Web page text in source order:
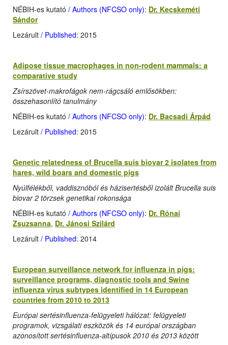
NÉBIH-es kutató / Authors (NFCSO only): Dr. Kecskeméti
Sándor
Lezárult / Published: 2015
Adipose tissue macrophages in non-rodent mammals: a
comparative study
Zsírszövet-makrofágok nem-rágcsáló emlősökben:
összehasonlító tanulmány
NÉBIH-es kutató / Authors (NFCSO only): Dr. Bacsadi Árpád
Lezárult / Published: 2015
Genetic relatedness of Brucella suis biovar 2 isolates from
hares, wild boars and domestic pigs
Nyúlfélékből, vaddisznóból és házisertésből izolált Brucella suis
biovar 2 törzsek genetikai rokonsága
NÉBIH-es kutató / Authors (NFCSO only): Dr. Rónai
Zsuzsanna, Dr. Jánosi Szilárd
Lezárult / Published: 2014
European surveillance network for influenza in pigs:
surveillance programs, diagnostic tools and Swine
influenza virus subtypes identified in 14 European
countries from 2010 to 2013
Európai sertésinfluenza-felügyeleti hálózat: felügyeleti
programok, vizsgálati eszközök és 14 európai országban
azonosított sertésinfluenza-altípusok 2010 és 2013 között